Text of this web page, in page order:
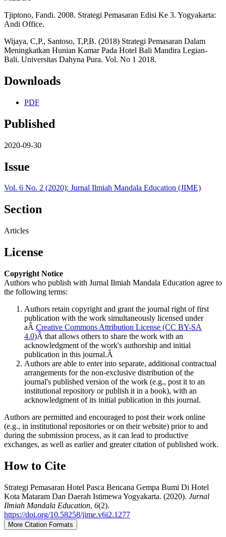
Tjiptono, Fandi. 2008. Strategi Pemasaran Edisi Ke 3. Yogyakarta:
Andi Office.
Wijaya, C,P., Santoso, T,P,B. (2018) Strategi Pemasaran Dalam
Meningkatkan Hunian Kamar Pada Hotel Bali Mandira Legian-
Bali. Universitas Dahyna Pura. Vol. No 1 2018.
Downloads
PDF
Published
2020-09-30
Issue
Vol. 6 No. 2 (2020): Jurnal Ilmiah Mandala Education (JIME)
Section
Articles
License
Copyright Notice
Authors who publish with Jurnal Ilmiah Mandala Education agree to
the following terms:
Authors retain copyright and grant the journal right of first
publication with the work simultaneously licensed under
aÂ Creative Commons Attribution License (CC BY-SA
4.0)Â that allows others to share the work with an
acknowledgment of the work's authorship and initial
publication in this journal.Â
Authors are able to enter into separate, additional contractual
arrangements for the non-exclusive distribution of the
journal's published version of the work (e.g., post it to an
institutional repository or publish it in a book), with an
acknowledgment of its initial publication in this journal.
Authors are permitted and encouraged to post their work online
(e.g., in institutional repositories or on their website) prior to and
during the submission process, as it can lead to productive
exchanges, as well as earlier and greater citation of published work.
How to Cite
Strategi Pemasaran Hotel Pasca Bencana Gempa Bumi Di Hotel
Kota Mataram Dan Daerah Istimewa Yogyakarta. (2020). Jurnal
Ilmiah Mandala Education, 6(2).
https://doi.org/10.58258/jime.v6i2.1277
More Citation Formats